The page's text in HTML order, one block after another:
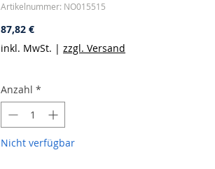
Artikelnummer: NO015515
87,82 €Preis
inkl. MwSt. | zzgl. Versand
Anzahl *
Nicht verfügbar